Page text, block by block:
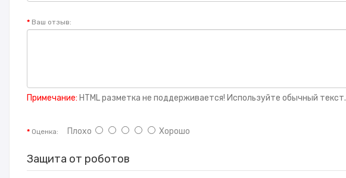
Ваш отзыв:
Примечание: HTML разметка не поддерживается! Используйте обычный текст.
Оценка: Плохо Хорошо
Защита от роботов